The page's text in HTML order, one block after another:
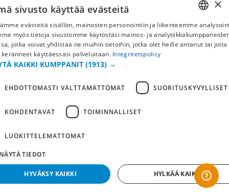
Copyright © 2019 This site is Licensed to 377 Sport AB
FI
×
sivusto käyttää evästeitä
evästeitä sisällön, mainosten personointiin ja liikenteemme
myös tietoja sivustomme käytöstäsi mainos- ja
jotka voivat yhdistää ne muihin tietoihin, jotka olet heille antanut tai joita
keränneet käyttäessäsi palveluitaan. Integritetspolicy
KAIKKI KUMPPANIT (1913) →
EHDOTTOMASTI VÄLTTÄMÄTTÖMÄT SUORITUSKYVYLLISET
KOHDENTAVAT TOIMINNALLISET
LUOKITTELEMATTOMAT
TIEDOT
HYVÄKSY KAIKKI HYLKÄÄ KAIKKI